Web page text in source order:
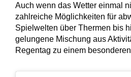
Auch wenn das Wetter einmal
zahlreiche Möglichkeiten für
Spielwelten über Thermen bis
gelungene Mischung aus
Regentag zu einem